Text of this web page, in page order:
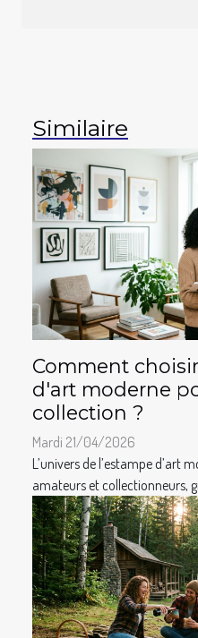
Similaire
Comment
d'art moderne
collection ?
Mardi 21/04/2026
L’univers de l’estampe d’art
amateurs et collectionneurs,